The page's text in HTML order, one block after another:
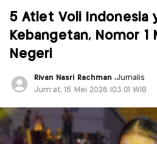
5 Atlet Voli Indonesia
Kebangetan, Nomor 1
Negeri
Rivan Nasri Rachman ,Jurnalis
Jum'at, 15 Mei 2026 |03:01 WIB